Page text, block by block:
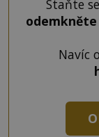
Staňte
odemkněte
Navíc